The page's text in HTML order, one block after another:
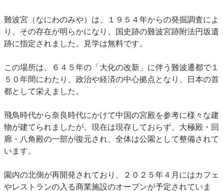
難波宮（なにわのみや）は、１９５４年からの発掘調査によ
り、その存在が明らかになり、国史跡の難波宮跡附法円坂遺
跡に指定されました。見学は無料です。
この場所は、６４５年の「大化の改新」に伴う難波遷都で１
５０年間にわたり、政治や経済の中心拠点となり、日本の首
都として栄えました。
飛鳥時代から奈良時代にかけて中国の宮殿を参考に様々な建
物が建てられましたが、現在は現存しておらず、大極殿・回
廊・八角殿の一部が復元され、全体は公園として整備されて
います。
園内の北側が再開発されており、２０２５年４月にはカフェ
やレストランの入る商業施設のオープンが予定されていま